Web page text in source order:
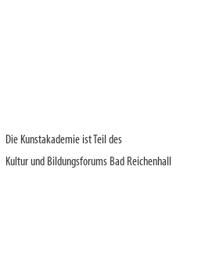
Die Kunstakademie ist Teil des
Kultur und Bildungsforums Bad Reichenhall